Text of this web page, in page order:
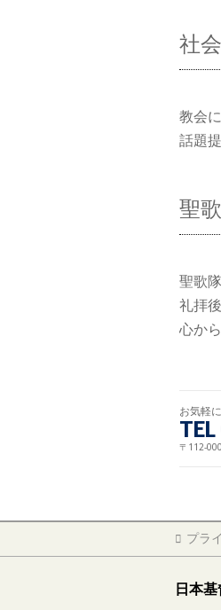
社
教会
話題
聖
聖歌
礼拝
心か
お気軽
〒112-
プラ
日本